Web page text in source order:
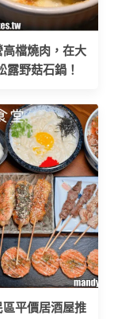
高檔燒肉，在大
露野菇石鍋！
區平價居酒屋推